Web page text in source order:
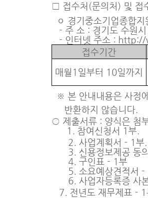
□ 접수처(문의처) 및 접
ㅇ 경기중소기업종합지
- 주 소 : 경기도 수원
- 인터넷 주소 :
접수기간
매월1일부터 10일까지
※ 본 안내내용은 사정
반환하지 않습니다.
○ 제출서류 : 양식은 첨
1. 참여신청서 1부.
2. 사업계획서 - 1부.
3. 신용정보제공 동
4. 구인표 - 1부
5. 소요예상견적서 -
6. 사업자등록증 사
7 . 전년도 재무제표 -